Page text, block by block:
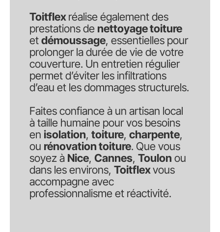
Toitflexréalise également des
prestations de nettoyage toiture
etdémoussage, essentielles pour
prolonger la durée de vie de votre
couverture. Un entretien régulier
permet d’éviter les infiltrations
d’eau et les dommages structurels.
Faites confiance à un artisan local
à taille humaine pour vos besoins
en isolation, toiture, charpente,
ou rénovation toiture. Que vous
soyez à Nice, Cannes, Toulon ou
dans les environs, Toitflexvous
accompagne avec
professionnalisme et réactivité.